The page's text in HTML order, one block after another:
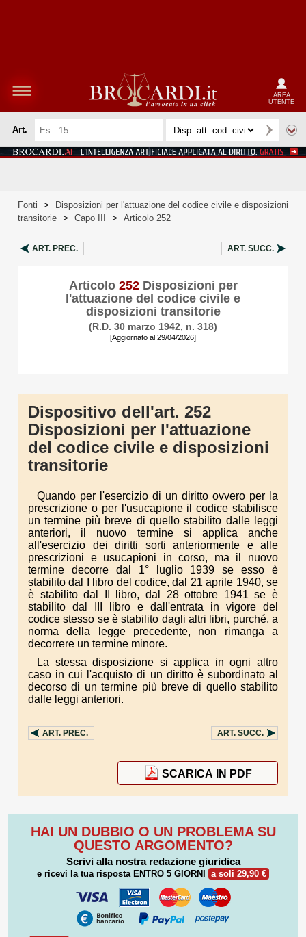
AREA
UTENTE
Art.
Fonti >
Disposizioni per l'attuazione del codice civile e disposizioni
transitorie > Capo III > Articolo 252
ART. PREC. ART. SUCC.
Articolo 252Disposizioni per
l'attuazione del codice civile e
disposizioni transitorie
(R.D. 30 marzo 1942, n. 318)
[Aggiornato al 29/04/2026]
Dispositivo dell'art. 252
Disposizioni per l'attuazione
del codice civile e disposizioni
transitorie
Quando per l'esercizio di un diritto ovvero per la
prescrizione o per l'usucapione il codice stabilisce
un termine più breve di quello stabilito dalle leggi
anteriori, il nuovo termine si applica anche
all'esercizio dei diritti sorti anteriormente e alle
prescrizioni e usucapioni in corso, ma il nuovo
termine decorre dal 1° luglio 1939 se esso è
stabilito dal I libro del codice, dal 21 aprile 1940, se
è stabilito dal II libro, dal 28 ottobre 1941 se è
stabilito dal III libro e dall'entrata in vigore del
codice stesso se è stabilito dagli altri libri, purché, a
norma della legge precedente, non rimanga a
decorrere un termine minore.
La stessa disposizione si applica in ogni altro
caso in cui l'acquisto di un diritto è subordinato al
decorso di un termine più breve di quello stabilito
dalle leggi anteriori.
ART. PREC. ART. SUCC.
SCARICA IN PDF
HAI UN DUBBIO O UN PROBLEMA SU
QUESTO ARGOMENTO?
Scrivi alla nostra redazione giuridica
e ricevi la tua risposta ENTRO 5 GIORNI a soli 29,90 €